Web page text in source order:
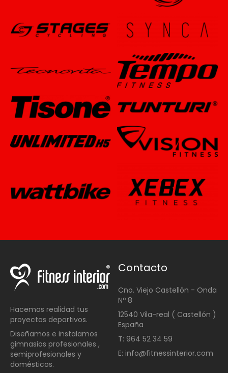
Hacemos realidad tus
proyectos deportivos.
Diseñamos e instalamos
gimnasios profesionales ,
semiprofesionales y
domésticos.
Contacto
Cno. Viejo Castellón - Onda
Nº 8
12540 Vila-real ( Castellón )
España
T: 964 52 34 59
E: info@fitnessinterior.com